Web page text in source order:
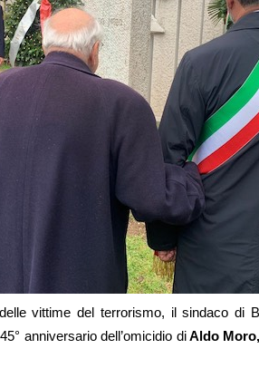
vittime del terrorismo, il sindaco di
anniversario dell’omicidio diAldo